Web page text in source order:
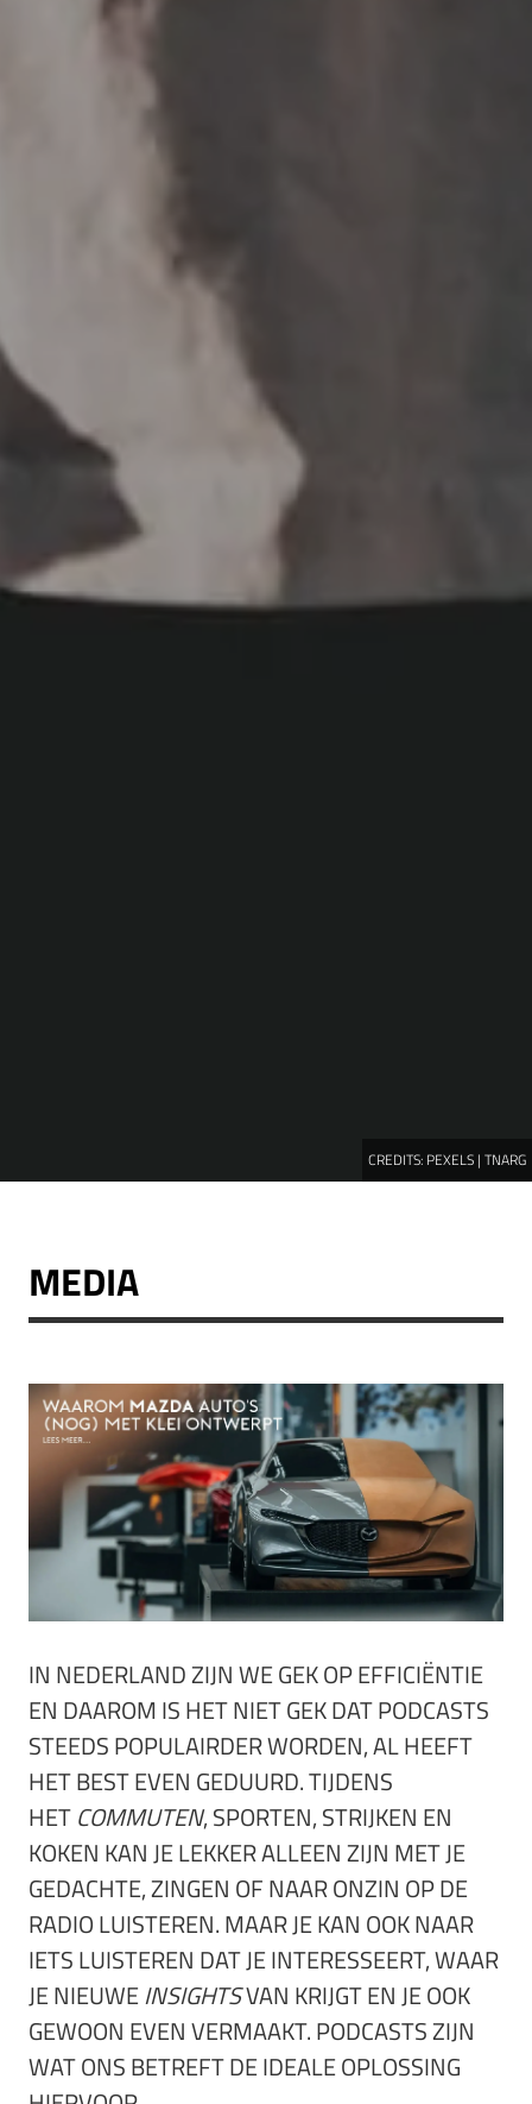
CREDITS: PEXELS | TNARG
MEDIA
IN NEDERLAND ZIJN WE GEK OP EFFICIËNTIE
EN DAAROM IS HET NIET GEK DAT PODCASTS
STEEDS POPULAIRDER WORDEN, AL HEEFT
HET BEST EVEN GEDUURD. TIJDENS
HETCOMMUTEN, SPORTEN, STRIJKEN EN
KOKEN KAN JE LEKKER ALLEEN ZIJN MET JE
GEDACHTE, ZINGEN OF NAAR ONZIN OP DE
RADIO LUISTEREN. MAAR JE KAN OOK NAAR
IETS LUISTEREN DAT JE INTERESSEERT, WAAR
JE NIEUWEINSIGHTSVAN KRIJGT EN JE OOK
GEWOON EVEN VERMAAKT. PODCASTS ZIJN
WAT ONS BETREFT DE IDEALE OPLOSSING